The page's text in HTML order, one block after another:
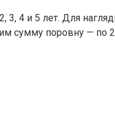
4 и 5 лет. Для
сумму поровну — по